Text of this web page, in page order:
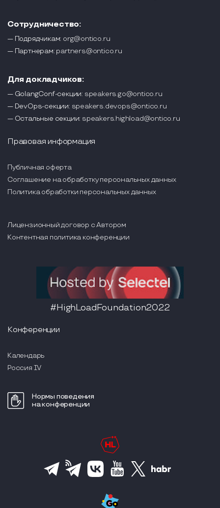
Сотрудничество:
— Подрядчикам: org@ontico.ru
— Партнерам: partners@ontico.ru
Для докладчиков:
— GolangConf-секции: speakers.go@ontico.ru
— DevOps-секции: speakers.devops@ontico.ru
— Остальные секции: speakers.highload@ontico.ru
Конференции
Календарь
Россия IV
Нормы поведения
на конференции
Правовая информация
Публичная оферта
Соглашение на обработку персональных данных
Политика обработки персональных данных
Лицензионный договор с Автором
Контентная политика конференции
#HighLoadFoundation2022